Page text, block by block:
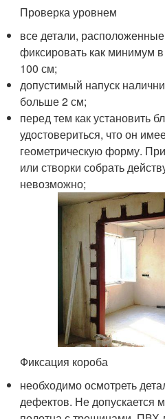
Проверка уровнем
все детали,
фиксировать как минимум
100 см;
допустимый напуск
больше 2 см;
перед тем как установить
удостовериться, что он
геометрическую форму.
или створки собрать
невозможно;
Фиксация короба
необходимо осмотреть
дефектов. Не допускается